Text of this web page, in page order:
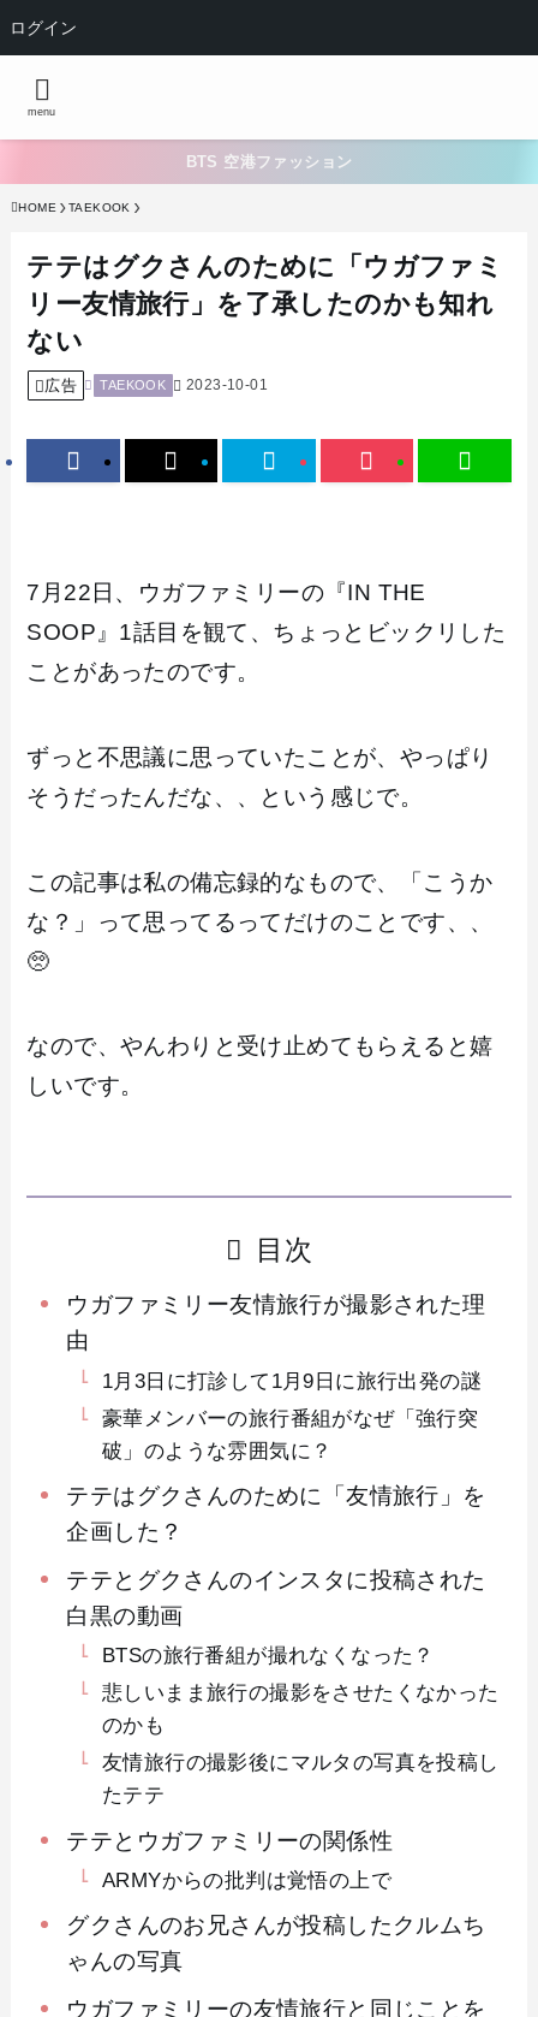
ログイン
menu
BTS 空港ファッション
HOME TAEKOOK
テテはグクさんのために「ウガファミ
リー友情旅行」を了承したのかも知れ
ない
広告 TAEKOOK 2023-10-01
7月22日、ウガファミリーの『IN THE
SOOP』1話目を観て、ちょっとビックリした
ことがあったのです。
ずっと不思議に思っていたことが、やっぱり
そうだったんだな、、という感じで。
この記事は私の備忘録的なもので、「こうか
な？」って思ってるってだけのことです、、
🥺
なので、やんわりと受け止めてもらえると嬉
しいです。
目次
ウガファミリー友情旅行が撮影された理
由
1月3日に打診して1月9日に旅行出発の謎
豪華メンバーの旅行番組がなぜ「強行突
破」のような雰囲気に？
テテはグクさんのために「友情旅行」を
企画した？
テテとグクさんのインスタに投稿された
白黒の動画
BTSの旅行番組が撮れなくなった？
悲しいまま旅行の撮影をさせたくなかった
のかも
友情旅行の撮影後にマルタの写真を投稿し
たテテ
テテとウガファミリーの関係性
ARMYからの批判は覚悟の上で
グクさんのお兄さんが投稿したクルムち
ゃんの写真
ウガファミリーの友情旅行と同じことを